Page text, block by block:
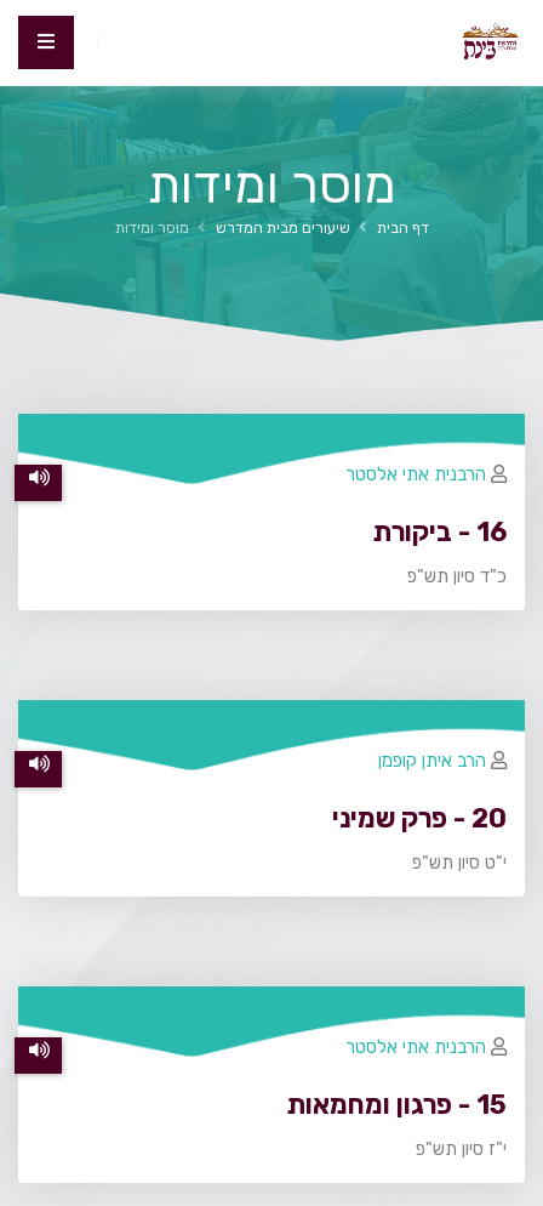
מוסר ומידות
דף הבית שיעורים מבית המדרש מוסר ומידות
16 - ביקורת
כ"ד סיון תש"פ
הרבנית אתי אלסטר
20 - פרק שמיני
י"ט סיון תש"פ
הרב איתן קופמן
15 - פרגון ומחמאות
י"ז סיון תש"פ
הרבנית אתי אלסטר